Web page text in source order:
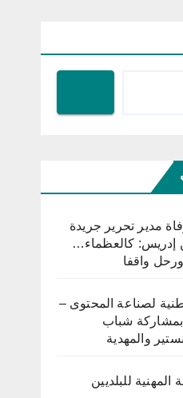
15 لوفاة مدير تحرير جريدة
إدريس: كالعظماء…
واقفا
لصناعة المحتوى –
شباب
والمهدية
المهنية للبلديين